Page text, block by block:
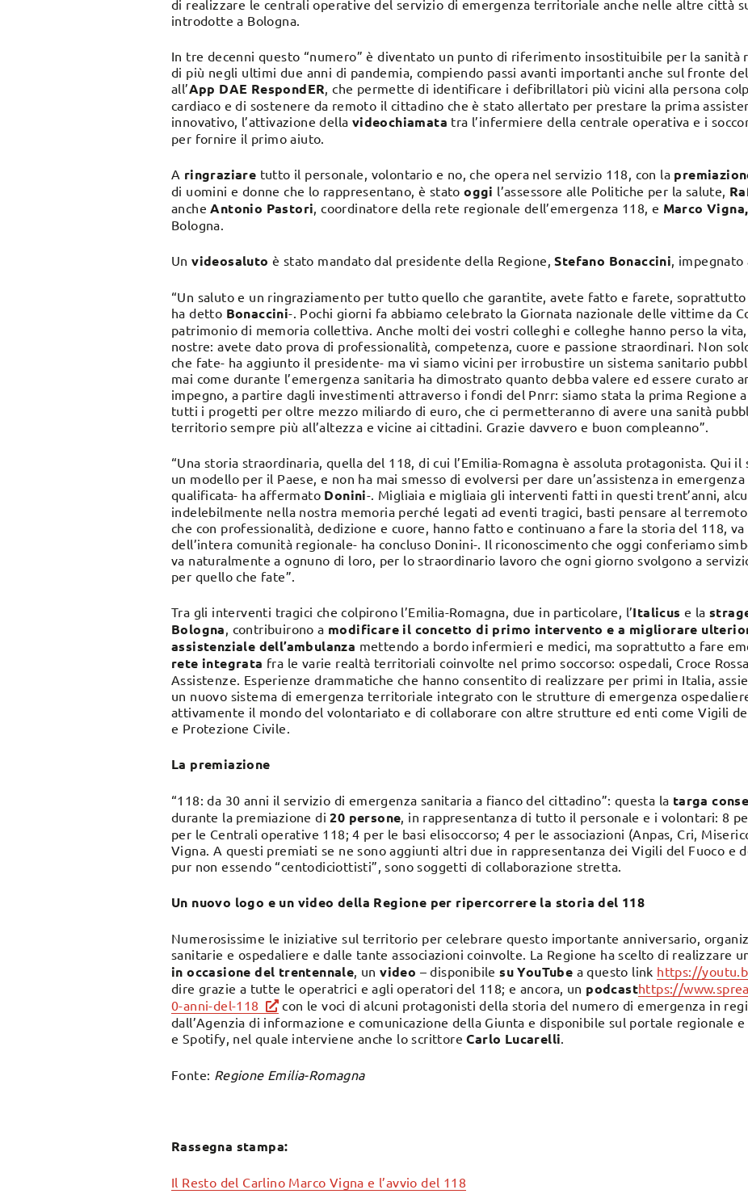
di realizzare le centrali operative del servizio di emergenza territoriale anche nelle altre città
introdotte a Bologna.
In tre decenni questo “numero” è diventato un punto di riferimento insostituibile per la sanità
di più negli ultimi due anni di pandemia, compiendo passi avanti importanti anche sul fronte
all’App DAE RespondER, che permette di identificare i defibrillatori più vicini alla persona
cardiaco e di sostenere da remoto il cittadino che è stato allertato per prestare la prima
innovativo, l’attivazione della videochiamata tra l’infermiere della centrale operativa e i
per fornire il primo aiuto.
A ringraziare tutto il personale, volontario e no, che opera nel servizio 118, con la
di uomini e donne che lo rappresentano, è statooggi l’assessore alle Politiche per la salute,
anche Antonio Pastori, coordinatore della rete regionale dell’emergenza 118, e Marco Vigna,
Bologna.
Unvideosaluto è stato mandato dal presidente della Regione,Stefano Bonaccini, impegnato
“Un saluto e un ringraziamento per tutto quello che garantite, avete fatto e farete, soprattutto
ha detto Bonaccini-. Pochi giorni fa abbiamo celebrato la Giornata nazionale delle vittime da
patrimonio di memoria collettiva. Anche molti dei vostri colleghi e colleghe hanno perso la
nostre: avete dato prova di professionalità, competenza, cuore e passione straordinari. Non
che fate- ha aggiunto il presidente- ma vi siamo vicini per irrobustire un sistema sanitario
mai come durante l’emergenza sanitaria ha dimostrato quanto debba valere ed essere curato
impegno, a partire dagli investimenti attraverso i fondi del Pnrr: siamo stata la prima Regione
tutti i progetti per oltre mezzo miliardo di euro, che ci permetteranno di avere una sanità
territorio sempre più all’altezza e vicine ai cittadini. Grazie davvero e buon compleanno”.
“Una storia straordinaria, quella del 118, di cui l’Emilia-Romagna è assoluta protagonista. Qui
un modello per il Paese, e non ha mai smesso di evolversi per dare un’assistenza in
qualificata- ha affermato Donini-. Migliaia e migliaia gli interventi fatti in questi trent’anni,
indelebilmente nella nostra memoria perché legati ad eventi tragici, basti pensare al
che con professionalità, dedizione e cuore, hanno fatto e continuano a fare la storia del 118,
dell’intera comunità regionale- ha concluso Donini-. Il riconoscimento che oggi conferiamo
va naturalmente a ognuno di loro, per lo straordinario lavoro che ogni giorno svolgono a
per quello che fate”.
Tra gli interventi tragici che colpirono l’Emilia-Romagna, due in particolare, l’Italicus e la
Bologna, contribuirono a modificare il concetto di primo intervento e a migliorare
assistenziale dell’ambulanza mettendo a bordo infermieri e medici, ma soprattutto a fare
rete integrata fra le varie realtà territoriali coinvolte nel primo soccorso: ospedali, Croce
Assistenze. Esperienze drammatiche che hanno consentito di realizzare per primi in Italia,
un nuovo sistema di emergenza territoriale integrato con le strutture di emergenza
attivamente il mondo del volontariato e di collaborare con altre strutture ed enti come Vigili
e Protezione Civile.
La premiazione
“118: da 30 anni il servizio di emergenza sanitaria a fianco del cittadino”: questa la targa
durante la premiazione di20 persone, in rappresentanza di tutto il personale e i volontari: 8
per le Centrali operative 118; 4 per le basi elisoccorso; 4 per le associazioni (Anpas, Cri,
Vigna. A questi premiati se ne sono aggiunti altri due in rappresentanza dei Vigili del Fuoco e
pur non essendo “centodiciottisti”, sono soggetti di collaborazione stretta.
Un nuovo logo e un video della Regione per ripercorrere la storia del 118
Numerosissime le iniziative sul territorio per celebrare questo importante anniversario,
sanitarie e ospedaliere e dalle tante associazioni coinvolte. La Regione ha scelto di realizzare
in occasione del trentennale, unvideo – disponibilesu YouTube a questo link https://
dire grazie a tutte le operatrici e agli operatori del 118; e ancora, un podcasthttps://
0-anni-del-118
con le voci di alcuni protagonisti della storia del numero di emergenza in
dall’Agenzia di informazione e comunicazione della Giunta e disponibile sul portale regionale
e Spotify, nel quale interviene anche lo scrittoreCarlo Lucarelli.
Fonte: Regione Emilia-Romagna
Rassegna stampa:
Il Resto del Carlino Marco Vigna e l’avvio del 118